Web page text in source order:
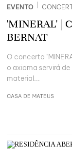
EVENTO
'MINERAL' |
BERNAT
O concerto
o axioma servirá
material...
CASA DE MATEUS